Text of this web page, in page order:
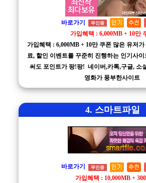
바로가기 무인증
가입혜택 : 6,000MB + 10만
가입혜택 : 6,000MB + 10만 쿠폰 많은 유저
료, 할인 이벤트를 꾸준히 진행하는 인기사
써도 포인트가 팡!팡! 네이버,카톡,구글, 소
영화가 풍부한사이트
4. 스마트파일
바로가기 무인증
가입혜택 : 10,000MB +